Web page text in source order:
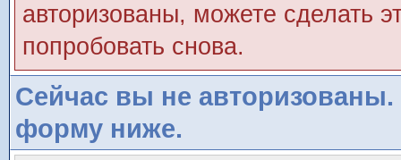
авторизованы, можете сделать
попробовать снова.
Сейчас вы не авторизованы.
форму ниже.